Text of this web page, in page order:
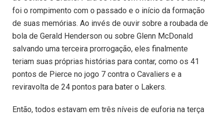
foi o rompimento com o passado e o início da formação
de suas memórias. Ao invés de ouvir sobre a roubada de
bola de Gerald Henderson ou sobre Glenn McDonald
salvando uma terceira prorrogação, eles finalmente
teriam suas próprias histórias para contar, como os 41
pontos de Pierce no jogo 7 contra o Cavaliers e a
reviravolta de 24 pontos para bater o Lakers.
Então, todos estavam em três níveis de euforia na terça